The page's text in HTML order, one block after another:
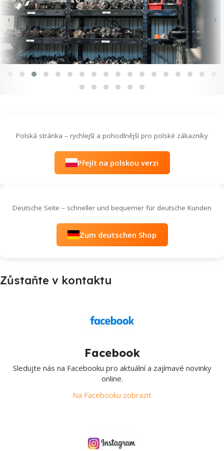
‹ ›
Polská stránka – rychlejší a pohodlnější pro polské zákazníky
Přejít na polskou verzi
Deutsche Seite – schneller und bequemer für deutsche Kunden
Zum deutschen Shop
Zůstaňte v kontaktu
Facebook
Sledujte nás na Facebooku pro aktuální a zajímavé novinky
online.
Na Facebooku zobrazit